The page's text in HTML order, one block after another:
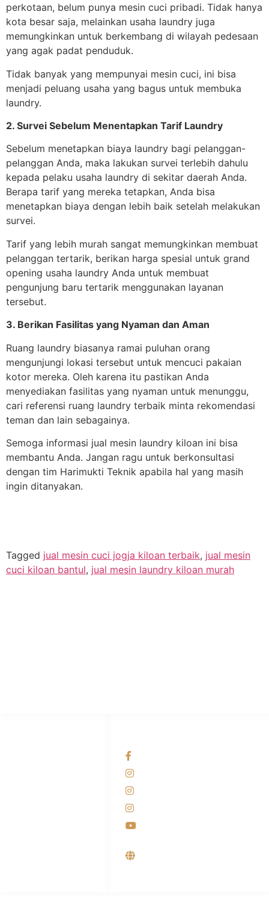
perkotaan, belum punya mesin cuci pribadi. Tidak hanya
kota besar saja, melainkan usaha laundry juga
memungkinkan untuk berkembang di wilayah pedesaan
yang agak padat penduduk.
Tidak banyak yang mempunyai mesin cuci, ini bisa
menjadi peluang usaha yang bagus untuk membuka
laundry.
2. Survei Sebelum Menentapkan Tarif Laundry
Sebelum menetapkan biaya laundry bagi pelanggan-
pelanggan Anda, maka lakukan survei terlebih dahulu
kepada pelaku usaha laundry di sekitar daerah Anda.
Berapa tarif yang mereka tetapkan, Anda bisa
menetapkan biaya dengan lebih baik setelah melakukan
survei.
Tarif yang lebih murah sangat memungkinkan membuat
pelanggan tertarik, berikan harga spesial untuk grand
opening usaha laundry Anda untuk membuat
pengunjung baru tertarik menggunakan layanan
tersebut.
3. Berikan Fasilitas yang Nyaman dan Aman
Ruang laundry biasanya ramai puluhan orang
mengunjungi lokasi tersebut untuk mencuci pakaian
kotor mereka. Oleh karena itu pastikan Anda
menyediakan fasilitas yang nyaman untuk menunggu,
cari referensi ruang laundry terbaik minta rekomendasi
teman dan lain sebagainya.
Semoga informasi jual mesin laundry kiloan ini bisa
membantu Anda. Jangan ragu untuk berkonsultasi
dengan tim Harimukti Teknik apabila hal yang masih
ingin ditanyakan.
Tagged jual mesin cuci jogja kiloan terbaik, jual mesin
cuci kiloan bantul, jual mesin laundry kiloan murah